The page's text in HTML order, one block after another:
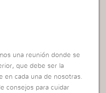
una reunión donde se
que debe ser la
en cada una de nosotras.
consejos para cuidar